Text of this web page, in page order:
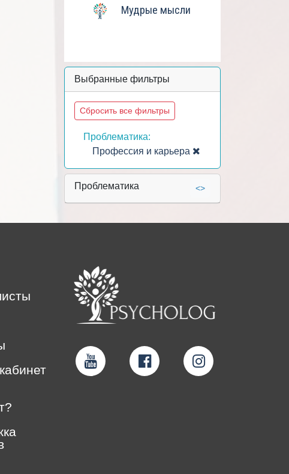
Мудрые мысли
Выбранные фильтры
Сбросить все фильтры
Проблематика:
Профессия и карьера
Проблематика <>